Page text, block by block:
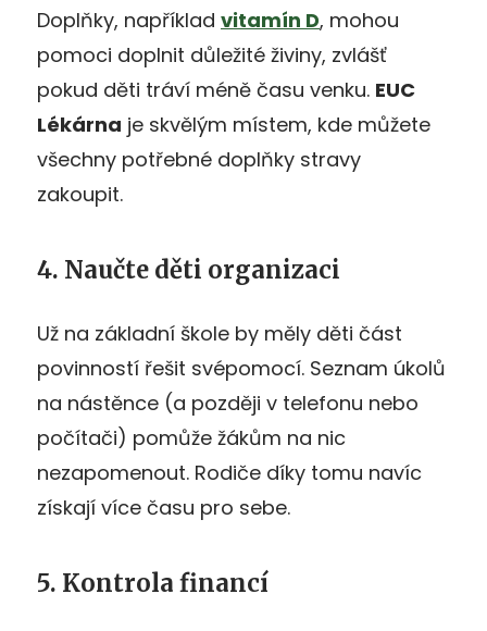
Doplňky, například vitamín D, mohou
pomoci doplnit důležité živiny, zvlášť
pokud děti tráví méně času venku. EUC
Lékárna je skvělým místem, kde můžete
všechny potřebné doplňky stravy
zakoupit.
4. Naučte děti organizaci
Už na základní škole by měly děti část
povinností řešit svépomocí. Seznam úkolů
na nástěnce (a později v telefonu nebo
počítači) pomůže žákům na nic
nezapomenout. Rodiče díky tomu navíc
získají více času pro sebe.
5. Kontrola financí